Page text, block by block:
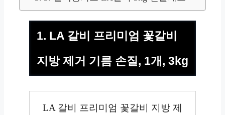
1. LA 갈비 프리미엄 꽃갈비
지방 제거 기름 손질, 1개, 3kg
LA 갈비 프리미엄 꽃갈비 지방 제